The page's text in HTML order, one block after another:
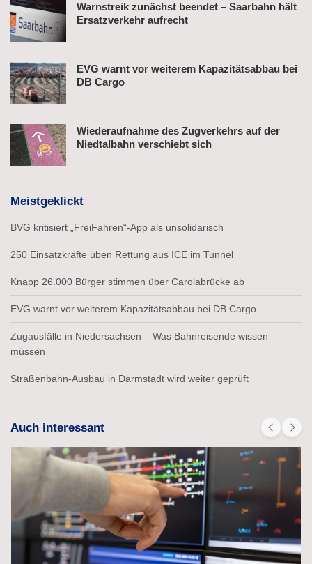
Warnstreik zunächst beendet – Saarbahn hält
Ersatzverkehr aufrecht
EVG warnt vor weiterem Kapazitätsabbau bei
DB Cargo
Wiederaufnahme des Zugverkehrs auf der
Niedtalbahn verschiebt sich
Meistgeklickt
BVG kritisiert „FreiFahren“-App als unsolidarisch
250 Einsatzkräfte üben Rettung aus ICE im Tunnel
Knapp 26.000 Bürger stimmen über Carolabrücke ab
EVG warnt vor weiterem Kapazitätsabbau bei DB Cargo
Zugausfälle in Niedersachsen – Was Bahnreisende wissen
müssen
Straßenbahn-Ausbau in Darmstadt wird weiter geprüft
Auch interessant